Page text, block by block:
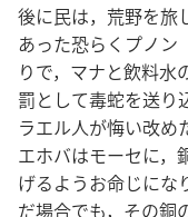
後​に​民​は，荒野​を​旅
あっ​た​恐らく​プノン
り​で，マナ​と​飲料​水​
罰​と​し​て​毒蛇​を​送り
ラエル​人​が​悔い改め​
エホバ​は​モーセ​に，
げる​よう​お命じ​に​な
だ​場合​で​も，その​銅​